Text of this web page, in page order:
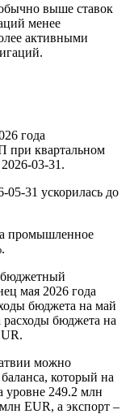
выше ставок
менее
активными
года
при квартальном
03-31.
31 ускорилась до
промышленное
бюджетный
мая 2026 года
бюджета на май
расходы бюджета на
можно
который на
уровне 249.2 млн
EUR, а экспорт –